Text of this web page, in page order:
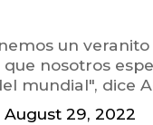
un
nosotros
mundial", dice
August 29, 2022